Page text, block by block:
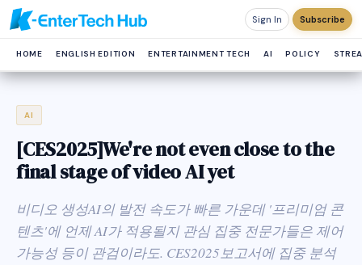
Sign In Subscribe
HOME ENGLISH EDITION ENTERTAINMENT TECH AI POLICY
AI
[CES2025]We're not even close to the
final stage of video AI yet
비디오 생성AI의 발전 속도가 빠른 가운데 '프리미엄 콘
텐츠'에 언제 AI가 적용될지 관심 집중 전문가들은 제어
가능성 등이 관검이라도. CES2025보고서에 집중 분석